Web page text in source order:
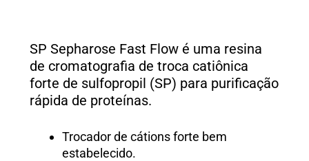
SP Sepharose Fast Flow é uma resina
de cromatografia de troca catiônica
forte de sulfopropil (SP) para purificação
rápida de proteínas.
Trocador de cátions forte bem
estabelecido.